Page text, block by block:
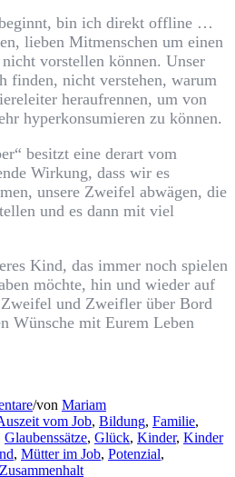
beginnt, bin ich direkt offline …
lieben Mitmenschen um einen
vorstellen können. Unser
finden, nicht verstehen, warum
heraufrennen, um von
hyperkonsumieren zu können.
besitzt eine derart vom
Wirkung, dass wir es
unsere Zweifel abwägen, die
und es dann mit viel
Kind, das immer noch spielen
möchte, hin und wieder auf
und Zweifler über Bord
Wünsche mit Eurem Leben
/von Mariam
vom Job, Bildung, Familie,
Glaubenssätze, Glück, Kinder, Kinder
, Mütter im Job, Potenzial,
Zusammenhalt